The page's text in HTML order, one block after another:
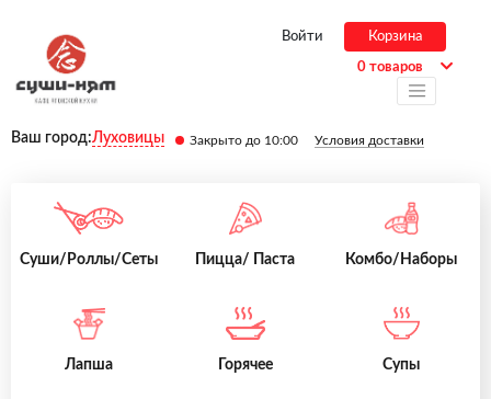
Ваш город:Луховицы Закрыто до 10:00 Условия доставки
Войти Корзина
0 товаров
Суши/Роллы/Сеты Пицца/ Паста Комбо/Наборы
Лапша Горячее Супы